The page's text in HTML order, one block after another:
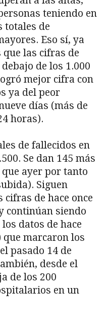
teniendo en
totales de
Eso sí, ya
las cifras de
de los 1.000
mejor cifra con
ya del peor
días (más de
horas).
de fallecidos en
Se dan 145 más
ayer por tanto
Siguen
de hace once
continúan siendo
datos de hace
que marcaron los
pasado 14 de
desde el
de los 200
en un